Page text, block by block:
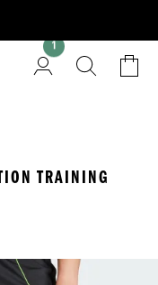
1
TRAINING